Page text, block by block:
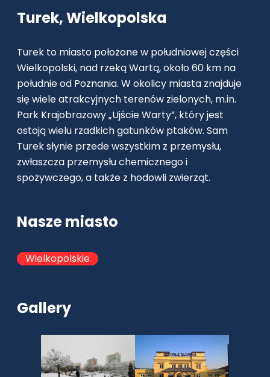
Turek, Wielkopolska
Turek to miasto położone w południowej części
Wielkopolski, nad rzeką Wartą, około 60 km na
południe od Poznania. W okolicy miasta znajduje
się wiele atrakcyjnych terenów zielonych, m.in.
Park Krajobrazowy „Ujście Warty”, który jest
ostoją wielu rzadkich gatunków ptaków. Sam
Turek słynie przede wszystkim z przemysłu,
zwłaszcza przemysłu chemicznego i
spożywczego, a także z hodowli zwierząt.
Nasze miasto
Wielkopolskie
Gallery